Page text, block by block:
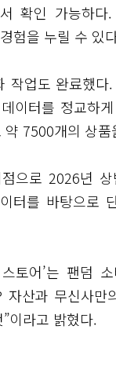
확인 가능하
험을 누릴 수 있
작업도 완료했
이터를 정교하
7500개의 상
으로 2026년
터를 바탕으로
토어’는 팬덤
자산과 무신사
이라고 밝혔다.